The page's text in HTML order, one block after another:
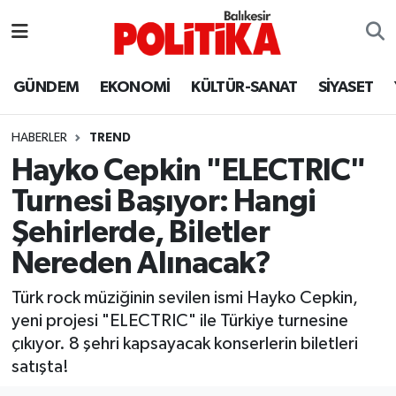
GÜNDEM EKONOMİ KÜLTÜR-SANAT SİYASET
HABERLER TREND
Hayko Cepkin "ELECTRIC"
Turnesi Başıyor: Hangi
Şehirlerde, Biletler
Nereden Alınacak?
Türk rock müziğinin sevilen ismi Hayko Cepkin,
yeni projesi "ELECTRIC" ile Türkiye turnesine
çıkıyor. 8 şehri kapsayacak konserlerin biletleri
satışta!
Ayvalık
Balya
Bandırma
Bigadiç
BİYOGRAFİLER
Burhaniye
Balıkesir Hava Durumu
Balıkesir Namaz Vakitleri
Balıkesir Trafik Yoğunluk Haritası
Süper Lig Puan Durumu ve Fikstür
Tüm Manşetler
Son Dakika Haberleri